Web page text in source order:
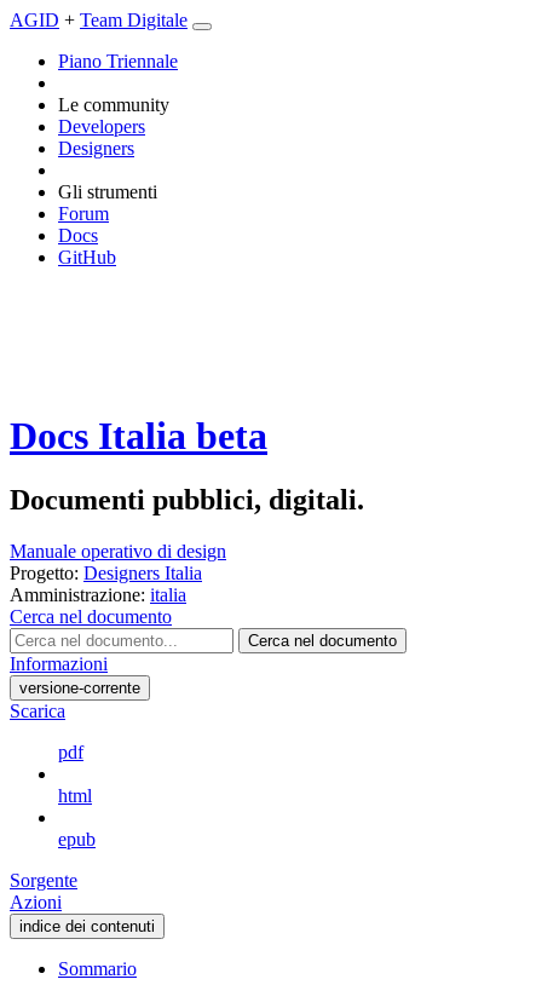
AGID + Team Digitale
Piano Triennale
Le community
Developers
Designers
Gli strumenti
Forum
Docs
GitHub
Docs Italia beta
Documenti pubblici, digitali.
Manuale operativo di design
Progetto: Designers Italia
Amministrazione: italia
Cerca nel documento
Cerca nel documento
Informazioni
versione-corrente
Scarica
pdf
html
epub
Sorgente
Azioni
indice dei contenuti
Sommario